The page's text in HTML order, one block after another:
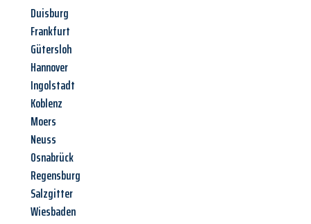
Duisburg
Frankfurt
Gütersloh
Hannover
Ingolstadt
Koblenz
Moers
Neuss
Osnabrück
Regensburg
Salzgitter
Wiesbaden